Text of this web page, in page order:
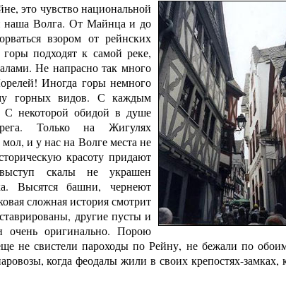
это чувство национальной
наша Волга. От Майнца и до
взором от рейнских
подходят к самой реке,
Не напрасно так много
Иногда горы немного
горных видов. С каждым
С некоторой обидой в душе
Только на Жигулях
и у нас на Волге места не
красоту придают
скалы не украшен
Высятся башни, чернеют
сложная история смотрит
другие пусты и
очень оригинально. Порою
не свистели пароходы по Рейну, не бежали по
когда феодалы жили в своих крепостях-замках,